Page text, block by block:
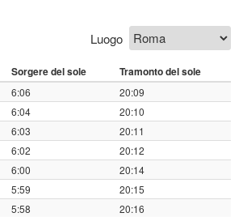
Luogo
Sorgere del sole Tramonto del sole
6:06
20:09
6:04
20:10
6:03
20:11
6:02
20:12
6:00
20:14
5:59
20:15
5:58
20:16